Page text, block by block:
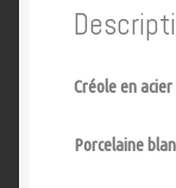
Créole en
Porcelaine